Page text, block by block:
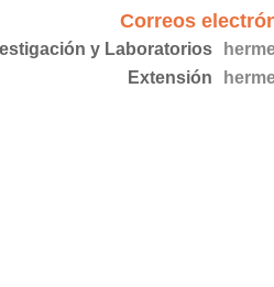
Correos
y Laboratorios
Extensión